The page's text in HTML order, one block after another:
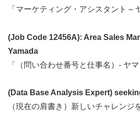
「マーケティング・アシスタント –
(Job Code 12456A): Area Sales
Yamada
「（問い合わせ番号と仕事名）- ヤマ
(Data Base Analysis Expert)
（現在の肩書き）新しいチャレンジ